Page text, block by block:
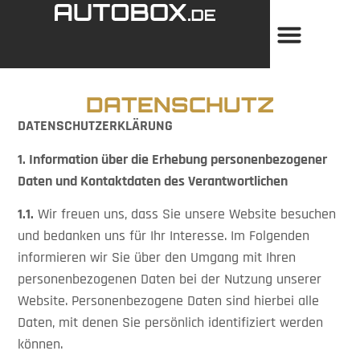
DATENSCHUTZ
DATENSCHUTZERKLÄRUNG
1. Information über die Erhebung personenbezogener
Daten und Kontaktdaten des Verantwortlichen
1.1. Wir freuen uns, dass Sie unsere Website besuchen
und bedanken uns für Ihr Interesse. Im Folgenden
informieren wir Sie über den Umgang mit Ihren
personenbezogenen Daten bei der Nutzung unserer
Website. Personenbezogene Daten sind hierbei alle
Daten, mit denen Sie persönlich identifiziert werden
können.